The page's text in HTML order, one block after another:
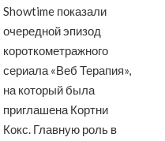
Showtime показали
очередной эпизод
короткометражного
сериала «Веб Терапия»,
на который была
приглашена Кортни
Кокс. Главную роль в